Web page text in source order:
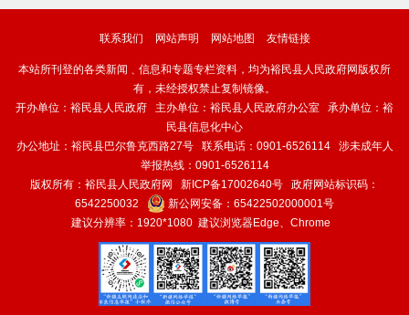
联系我们 网站声明 网站地图 友情链接
本站所刊登的各类新闻﹑信息和专题专栏资料，均为裕民县人民政府网版权所
有，未经授权禁止复制镜像。
开办单位：裕民县人民政府 主办单位：裕民县人民政府办公室 承办单位：裕
民县信息化中心
办公地址：裕民县巴尔鲁克西路27号 联系电话：0901-6526114 涉未成年人
举报热线：0901-6526114
版权所有：裕民县人民政府网 新ICP备17002640号 政府网站标识码：
6542250032
新公网安备： 65422502000001号
建议分辨率：1920*1080 建议浏览器Edge、Chrome